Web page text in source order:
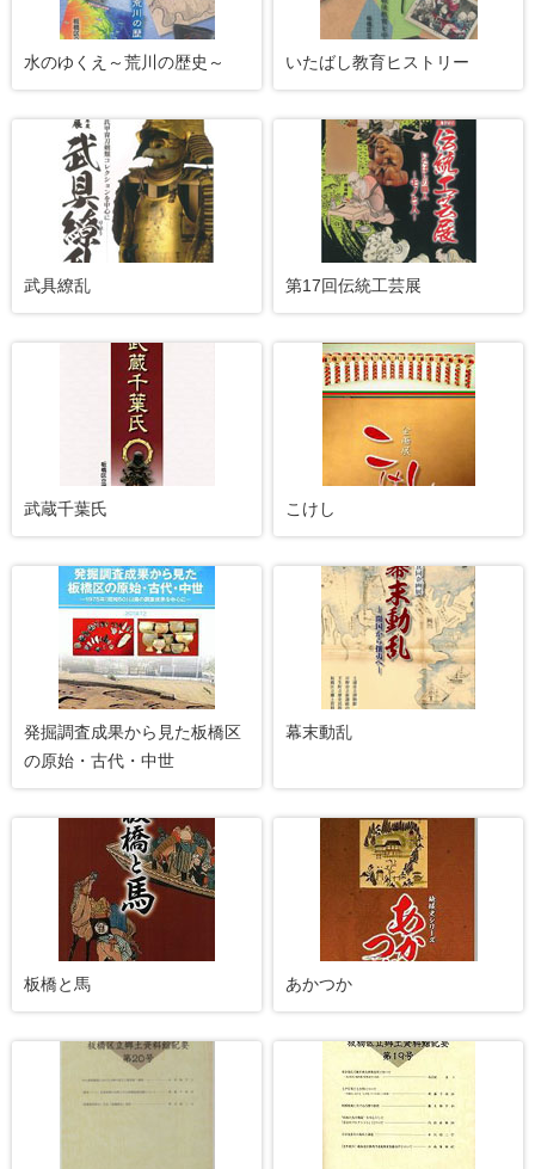
水のゆくえ～荒川の歴史～ いたばし教育ヒストリー
武具繚乱 第17回伝統工芸展
武蔵千葉氏 こけし
発掘調査成果から見た板橋区
の原始・古代・中世
幕末動乱
板橋と馬 あかつか